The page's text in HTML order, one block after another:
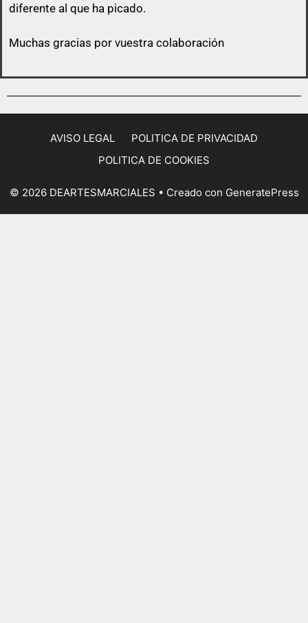
diferente al que ha picado.
Muchas gracias por vuestra colaboración
AVISO LEGAL
POLITICA DE PRIVACIDAD
POLITICA DE COOKIES
© 2026 DEARTESMARCIALES • Creado con GeneratePress